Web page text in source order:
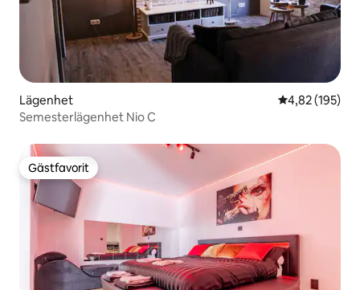
Lägenhet 4,82 av 5 i
4,82 (195)
Semesterlägenhet Nio C
Gästfavorit
Gästfavorit